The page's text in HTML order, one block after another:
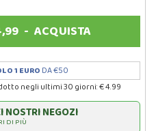
-ACQUISTA
1 EURO DA €50
negli ultimi 30 giorni: € 4.99
NOSTRI NEGOZI
DI PIÙ